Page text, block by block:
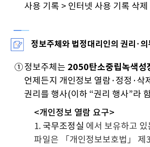
사용 기록 > 인터넷 사용 기록 삭제
정보주체와 법정대리인의 권리·의
①정보주체는 2050탄소중립녹색성
언제든지 개인정보 열람·정정·삭
권리를 행사(이하 “권리 행사”라
<개인정보 열람 요구>
1. 국무조정실 에서 보유하고
파일은 「개인정보보호법」 제